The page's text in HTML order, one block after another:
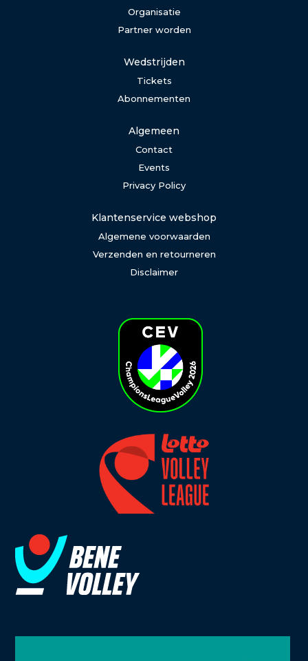
Organisatie
Partner worden
Wedstrijden
Tickets
Abonnementen
Algemeen
Contact
Events
Privacy Policy
Klantenservice webshop
Algemene voorwaarden
Verzenden en retourneren
Disclaimer